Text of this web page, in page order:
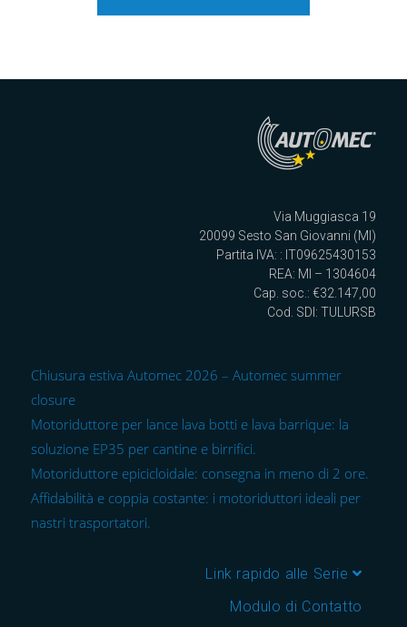
Via Muggiasca 19
20099 Sesto San Giovanni (MI)
Partita IVA: : IT09625430153
REA: MI – 1304604
Cap. soc.: €32.147,00
Cod. SDI: TULURSB
Chiusura estiva Automec 2026 – Automec summer
closure
Motoriduttore per lance lava botti e lava barrique: la
soluzione EP35 per cantine e birrifici.
Motoriduttore epicicloidale: consegna in meno di 2 ore.
Affidabilità e coppia costante: i motoriduttori ideali per
nastri trasportatori.
Link rapido alle Serie
Modulo di Contatto